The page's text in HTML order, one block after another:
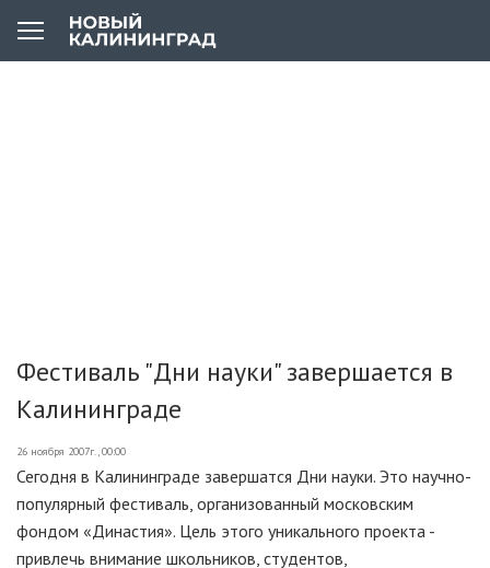
Фестиваль "Дни науки" завершается в
Калининграде
26 ноября 2007г., 00:00
Сегодня в Калининграде завершатся Дни науки. Это научно-
популярный фестиваль, организованный московским
фондом «Династия». Цель этого уникального проекта -
привлечь внимание школьников, студентов,